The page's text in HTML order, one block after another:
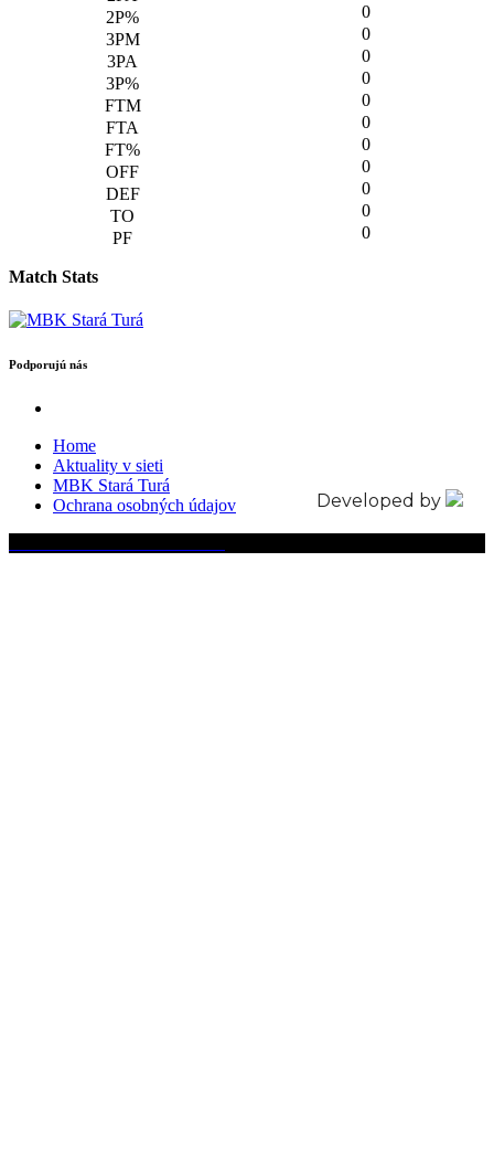
0
0
0
0
0
0
0
0
0
0
0
Match Stats
Podporujú nás
Home
Aktuality v sieti
MBK Stará Turá
Ochrana osobných údajov
Developed by